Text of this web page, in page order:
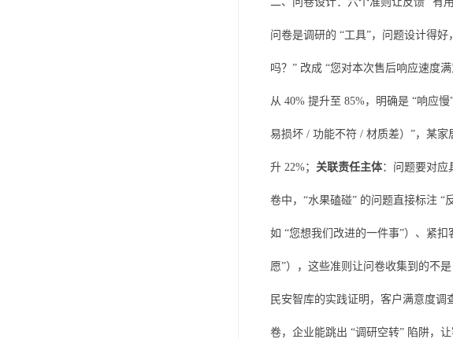
问卷是调研的 “工具”，问题设计得好
吗？” 改成 “您对本次售后响应速度
从 40% 提升至 85%，明确是 “响应慢
易损坏 / 功能不符 / 材质差）”，某家
升 22%； 关联责任主体：问题要对应
卷中，“水果磕碰” 的问题直接标注 “
如 “您想我们改进的一件事”）、紧
愿”），这些准则让问卷收集到的不是
民安智库的实践证明，客户满意度调
卷，企业能跳出 “调研空转” 陷阱，